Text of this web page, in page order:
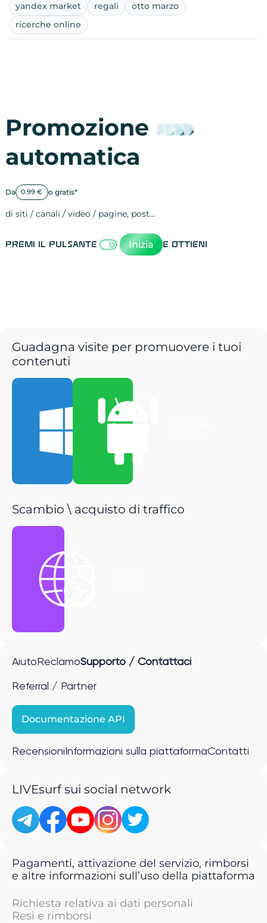
yandex market regali
otto marzo
ricerche online
Promozione
automatica
Da 0.99 € o gratis*
di siti / canali / video / pagine, post…
Premi il pulsante Inizia e ottieni
Guadagna visite per promuovere i tuoi
contenuti
Scarica per
Scambio \ acquisto di traffico
Aiuto ReclamoSupporto / Contattaci
Referral / Partner
Documentazione API
Recensioni Informazioni sulla piattaformaContatti
LIVEsurf sui social network
Pagamenti, attivazione del servizio, rimborsi
e altre informazioni sull’uso della piattaforma
Richiesta relativa ai dati personali
Resi e rimborsi